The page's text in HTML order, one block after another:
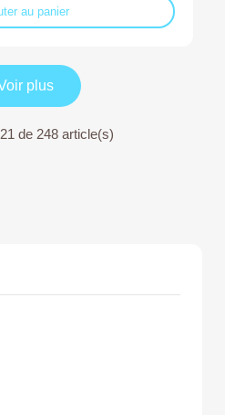
au panier
plus
de 248 article(s)